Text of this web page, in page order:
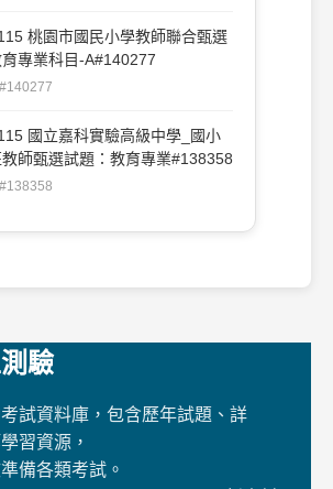
桃園市國民小學教師聯合甄選
專業科目-A#140277
國立嘉科實驗高級中學_國小
師甄選試題：教育專業#138358
驗
試資料庫，包含歷年試題、詳
習資源，
備各類考試。